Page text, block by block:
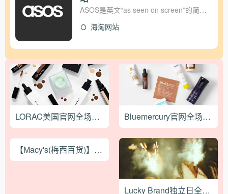
在搜索框中输入想要的产品； 4、选择好
款式和尺码之后，点击add to bag； 5、
点击右上角购物车，就可以出现如下页
要添加收件地址，如下图所示，按步骤和
真实情况填写； 7、添加可用的信用卡，
ASOS支持双币信用卡，然后这是填写如
下信息就可以； 8、点击use this card，下
单完成； 最后就可以等待包裹到手了，
ASOS是免费邮寄服务，standard
international shipping，国际平邮服务，时
长大概在7-14天左右，但是网站上没有物
流信息，有一定丢单率，建议大家在填写
收件人姓名时后面加上自己电话。 以上就
是ASOS海淘新注册账户流程已经如何下
单结算的全部步骤了，在ASOS下单过程
ASOS是英文“as seen on screen”的简
样”，足以可见ASOS网店宣称自己崇尚明
理、男士肌肤护理产品等。
海淘网站
LORAC美国官网全场彩妆无门槛8折促销，美境免邮 Bluemercury官网全场美妆护肤满$175送10件套护肤礼包，美国免邮
【Macy's(梅西百货)】Diamond Sale!
Lucky Brand独立日全场服饰低至5折+额外9折促销-满额免邮